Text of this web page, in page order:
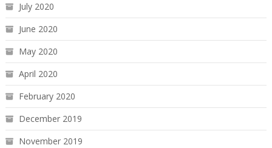
July 2020
June 2020
May 2020
April 2020
February 2020
December 2019
November 2019